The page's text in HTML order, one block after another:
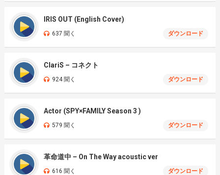
IRIS OUT (English Cover)
637 聞く ダウンロード
ClariS – コネクト
924 聞く ダウンロード
Actor (SPY×FAMILY Season 3 )
579 聞く ダウンロード
革命道中 – On The Way acoustic ver
616 聞く ダウンロード